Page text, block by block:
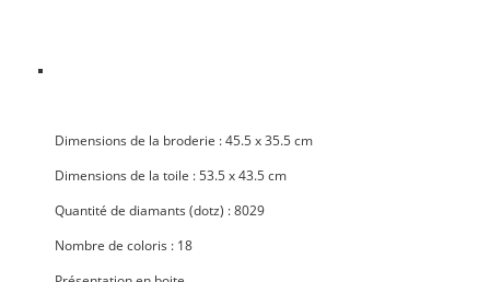
Dimensions de la broderie : 45.5 x 35.5 cm
Dimensions de la toile : 53.5 x 43.5 cm
Quantité de diamants (dotz) : 8029
Nombre de coloris : 18